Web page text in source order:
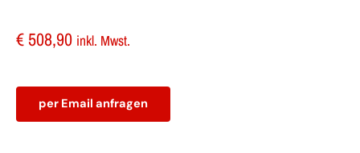
€ 508,90 inkl. Mwst.
per Email anfragen